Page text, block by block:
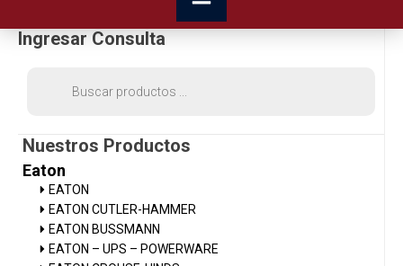
Ingresar Consulta
Nuestros Productos
Eaton
EATON
EATON CUTLER-HAMMER
EATON BUSSMANN
EATON – UPS – POWERWARE